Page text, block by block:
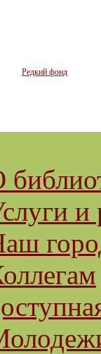
Редкий фонд
и